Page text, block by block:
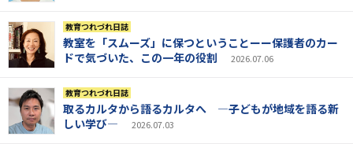
教育つれづれ日誌
教室を「スムーズ」に保つということーー保護者のカー
ドで気づいた、この一年の役割
2026.07.06
教育つれづれ日誌
取るカルタから語るカルタへ ―子どもが地域を語る新
しい学び―
2026.07.03